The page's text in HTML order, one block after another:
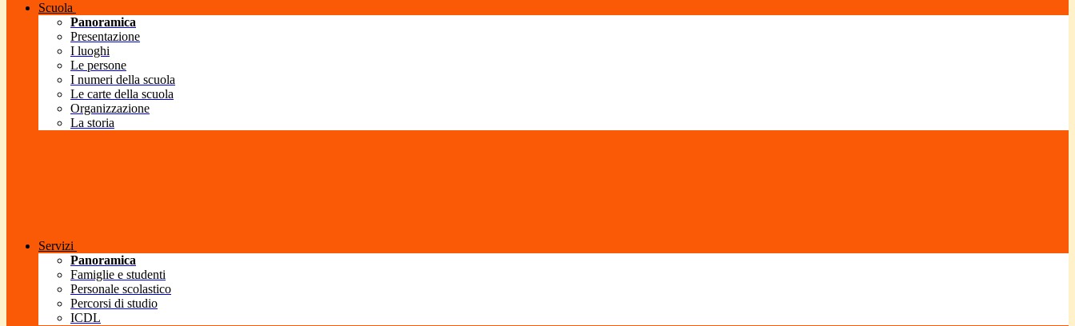
Scuola
Panoramica
Presentazione
I luoghi
Le persone
I numeri della scuola
Le carte della scuola
Organizzazione
La storia
Servizi
Panoramica
Famiglie e studenti
Personale scolastico
Percorsi di studio
ICDL